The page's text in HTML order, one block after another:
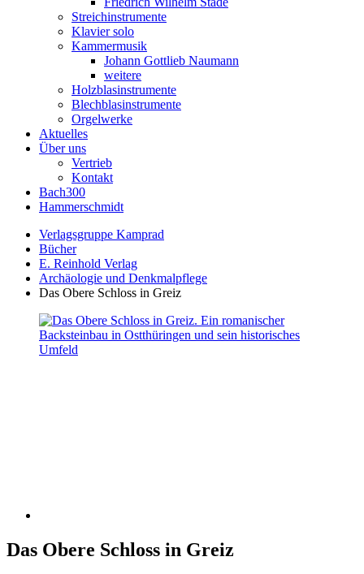
Streichinstrumente
Klavier solo
Kammermusik
Johann Gottlieb Naumann
weitere
Holzblasinstrumente
Blechblasinstrumente
Orgelwerke
Aktuelles
Über uns
Vertrieb
Kontakt
Bach300
Hammerschmidt
Verlagsgruppe Kamprad
Bücher
E. Reinhold Verlag
Archäologie und Denkmalpflege
Das Obere Schloss in Greiz
Das Obere Schloss in Greiz